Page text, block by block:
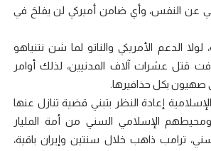
عن النفس، وأي ضامن أميركي لن يفلحَ في
لولا الدعم الأمريكي والناتو لما شن نتنياهو
قتل عشرات آلاف المدنيين، لذلك أوامر
صهيون بكل حذافيرها.
إعادة النظر بتبني قضية تنازل عنها
الإسلامي السني من أمة المليار
ترامب ذاهب خلال سنتين وإيران باقية،